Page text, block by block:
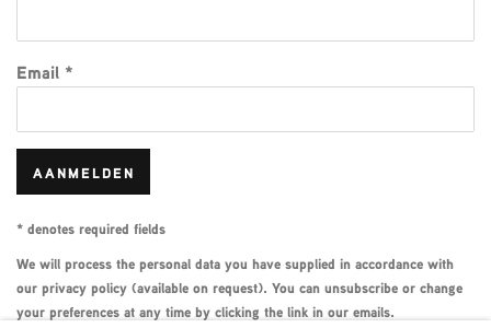
Email *
AANMELDEN
* denotes required fields
We will process the personal data you have supplied in accordance with
our privacy policy (available on request). You can unsubscribe or change
your preferences at any time by clicking the link in our emails.